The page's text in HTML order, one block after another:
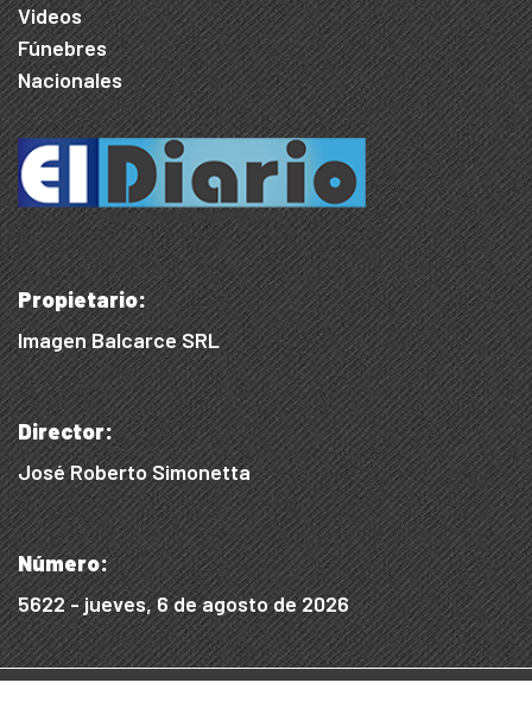
Videos
Fúnebres
Nacionales
Propietario:
Imagen Balcarce SRL
Director:
José Roberto Simonetta
Número:
5622 - jueves, 6 de agosto de 2026